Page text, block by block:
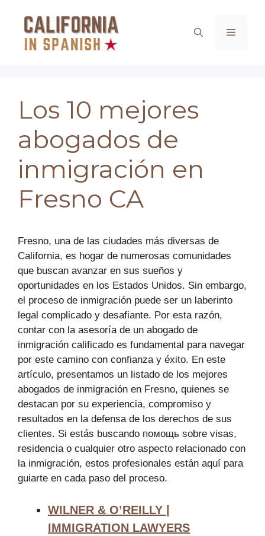
contenido
Menú
Los 10 mejores
abogados de
inmigración en
Fresno CA
Fresno, una de las ciudades más diversas de
California, es hogar de numerosas comunidades
que buscan avanzar en sus sueños y
oportunidades en los Estados Unidos. Sin embargo,
el proceso de inmigración puede ser un laberinto
legal complicado y desafiante. Por esta razón,
contar con la asesoría de un abogado de
inmigración calificado es fundamental para navegar
por este camino con confianza y éxito. En este
artículo, presentamos un listado de los mejores
abogados de inmigración en Fresno, quienes se
destacan por su experiencia, compromiso y
resultados en la defensa de los derechos de sus
clientes. Si estás buscando помощь sobre visas,
residencia o cualquier otro aspecto relacionado con
la inmigración, estos profesionales están aquí para
guiarte en cada paso del proceso.
WILNER & O’REILLY |
IMMIGRATION LAWYERS